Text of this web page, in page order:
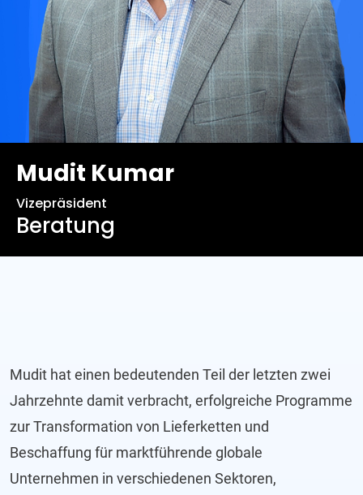
Mudit Kumar
Vizepräsident
Beratung
Mudit hat einen bedeutenden Teil der letzten zwei
Jahrzehnte damit verbracht, erfolgreiche Programme
zur Transformation von Lieferketten und
Beschaffung für marktführende globale
Unternehmen in verschiedenen Sektoren,